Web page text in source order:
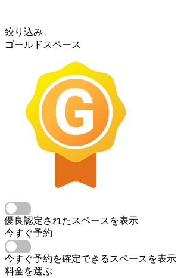
絞り込み
ゴールドスペース
優良認定されたスペースを表示
今すぐ予約
今すぐ予約を確定できるスペースを表示
料金を選ぶ